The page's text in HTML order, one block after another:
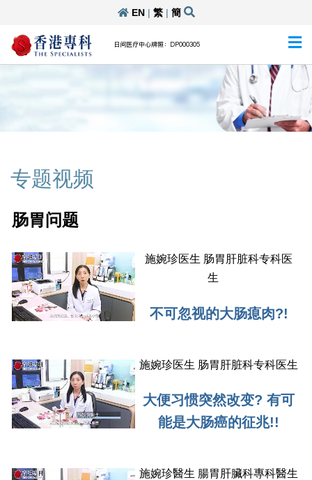
EN| 繁| 簡
日间医疗中心牌照：DP000305
专题视频
肠胃问题
施婉珍医生 肠胃肝脏科专科医
生
不可忽视的大肠瘜肉?!
施婉珍医生 肠胃肝脏科专科医生
大便习惯突然改变? 有可
能是大肠癌的征兆!!
施婉珍醫生 腸胃肝臟科專科醫生